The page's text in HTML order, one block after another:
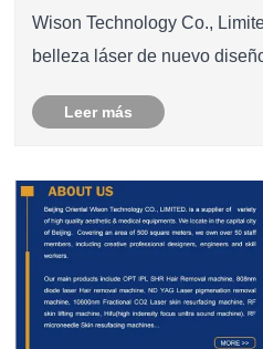
Wison Technology Co.,
belleza láser de nuevo
Leer más